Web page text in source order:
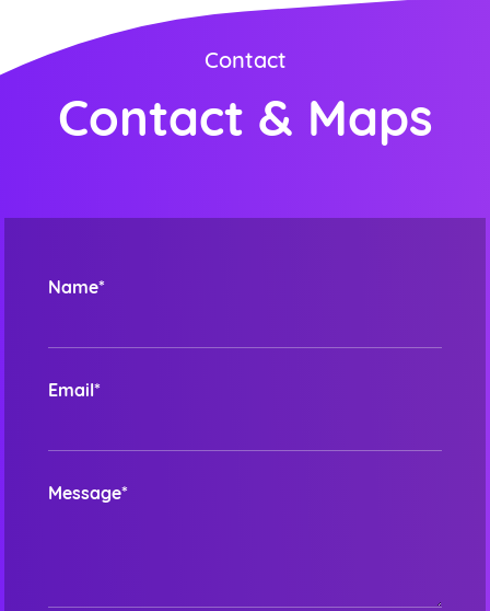
Contact
Contact & Maps
Name*
Email*
Message*